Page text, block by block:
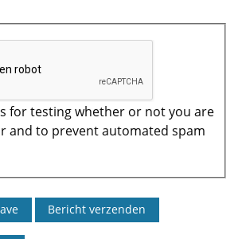
for testing whether or not you are
and to prevent automated spam